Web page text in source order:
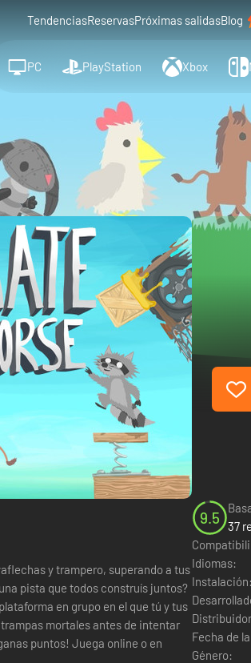
TendenciasReservasPróximas salidasBlog
PC PlayStation Xbox
y trampero, superando a tus
pista que todos construís juntos?
mortales antes de intentar
puntos! Juega online o en
9.5
37
Idiomas:
Instalación:
Fecha de
Género: